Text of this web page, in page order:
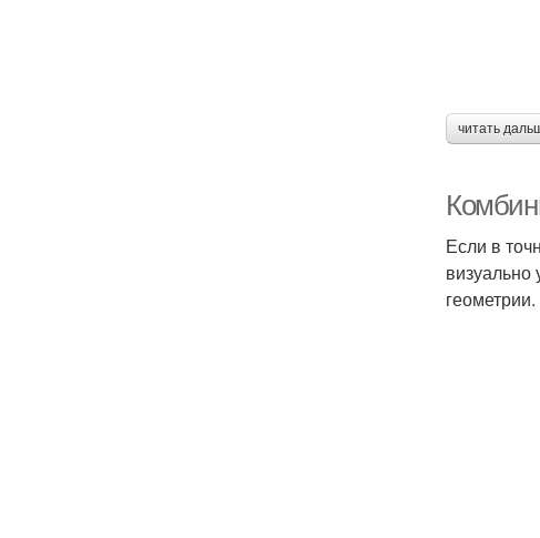
читать
Если в
визуально
геометрии.